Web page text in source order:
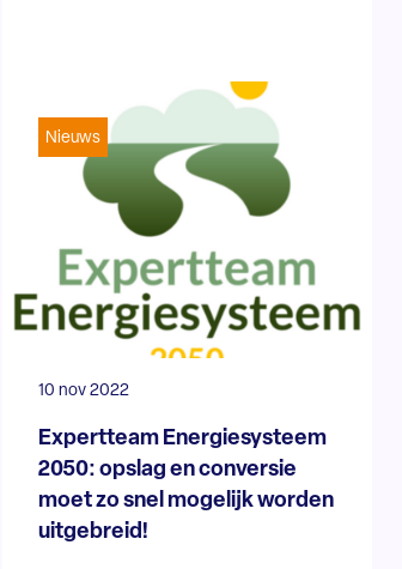
Nieuws
10 nov 2022
Expertteam Energiesysteem
2050: opslag en conversie
moet zo snel mogelijk worden
uitgebreid!